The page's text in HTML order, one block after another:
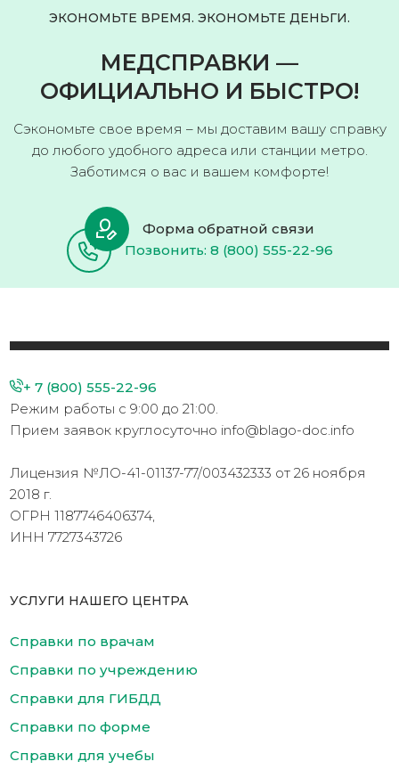
ЭКОНОМЬТЕ ВРЕМЯ. ЭКОНОМЬТЕ ДЕНЬГИ.
МЕДСПРАВКИ —
ОФИЦИАЛЬНО И БЫСТРО!
Сэкономьте свое время – мы доставим вашу справку
до любого удобного адреса или станции метро.
Заботимся о вас и вашем комфорте!
Форма обратной связи
Позвонить: 8 (800) 555-22-96
+ 7 (800) 555-22-96
Режим работы с 9:00 до 21:00.
Прием заявок круглосуточно info@blago-doc.info
Лицензия №ЛО-41-01137-77/003432333 от 26 ноября
2018 г.
ОГРН 1187746406374,
ИНН 7727343726
УСЛУГИ НАШЕГО ЦЕНТРА
Справки по врачам
Справки по учреждению
Справки для ГИБДД
Справки по форме
Справки для учебы